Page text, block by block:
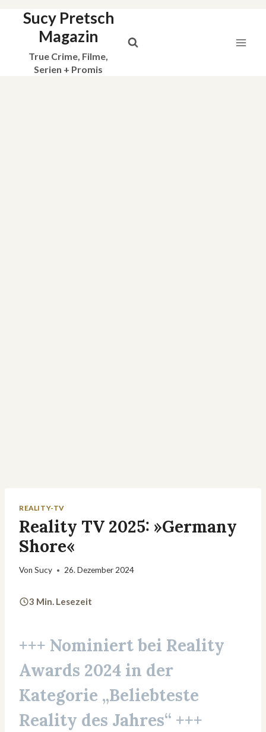
Sucy Pretsch
Magazin
True Crime, Filme,
Serien + Promis
REALITY-TV
Reality TV 2025: »Germany
Shore«
Von Sucy 26. Dezember 2024
3 Min. Lesezeit
+++ Nominiert bei Reality
Awards 2024 in der
Kategorie „Beliebteste
Reality des Jahres“ +++